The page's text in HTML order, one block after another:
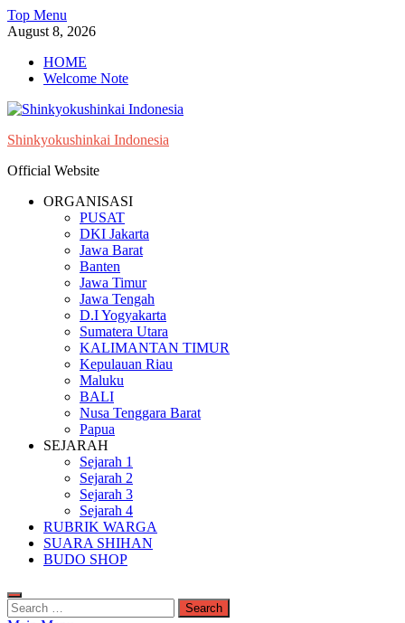
Skip
to
Top Menu
August 8, 2026
HOME
Welcome Note
Shinkyokushinkai Indonesia
Official Website
ORGANISASI
PUSAT
DKI Jakarta
Jawa Barat
Banten
Jawa Timur
Jawa Tengah
D.I Yogyakarta
Sumatera Utara
KALIMANTAN TIMUR
Kepulauan Riau
Maluku
BALI
Nusa Tenggara Barat
Papua
SEJARAH
Sejarah 1
Sejarah 2
Sejarah 3
Sejarah 4
RUBRIK WARGA
SUARA SHIHAN
BUDO SHOP
Search